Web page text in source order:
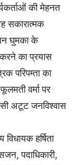
की मेहनत
सकारात्मक
घुमका के
का प्रयास
परिपम्ता का
वर्मा पर
अटूट जनविश्वास
हर्षिता
पदाधिकारी,